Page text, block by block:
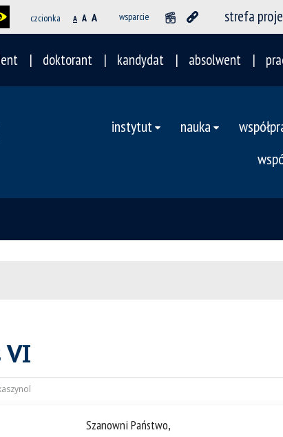
Szanowni Państwo,
czcionka A A A wsparcie strefa
doktorant kandydat absolwent
instytut nauka
VI
Konferencji